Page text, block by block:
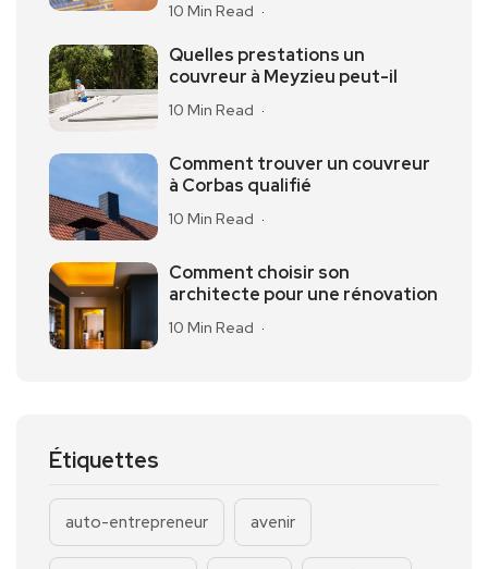
10 Min Read
Quelles prestations un
couvreur à Meyzieu peut-il
10 Min Read
Comment trouver un couvreur
à Corbas qualifié
10 Min Read
Comment choisir son
architecte pour une rénovation
10 Min Read
Étiquettes
auto-entrepreneur avenir